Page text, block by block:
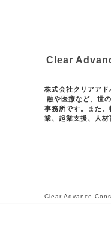
Clear
株式会社クリアア
融や医療など、世
事務所です。また
業、起業支援、人
Clear Advance